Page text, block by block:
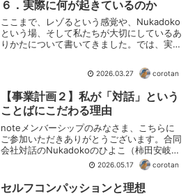
６．実際に何が起きているのか
ここまで、レゾるという感覚や、Nukadoko
という場、そして私たちが大切にしているあ
りかたについて書いてきました。では、実際
2026.03.27 corotan
【事業計画２】私が「対話」という
ことばにこだわる理由
noteメンバーシップのみなさま、こちらに
ご参加いただきありがとうございます。合同
会社対話のNukadokoのひよこ（柿田安岐
子）です。今回、メンバーシップを立ち上げ
たのは「事業計画」の検証をしたいからで
す。メンバーシップではどのようなこと...
2026.05.17 corotan
セルフコンパッションと理想